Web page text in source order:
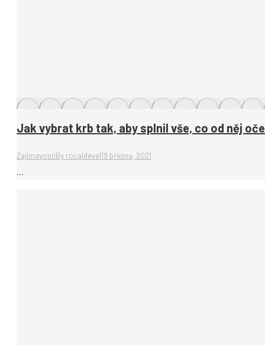
Jak vybrat krb tak, aby splnil vše, co od něj
ZajímavostiBy rocaldevel19 března, 2021
…